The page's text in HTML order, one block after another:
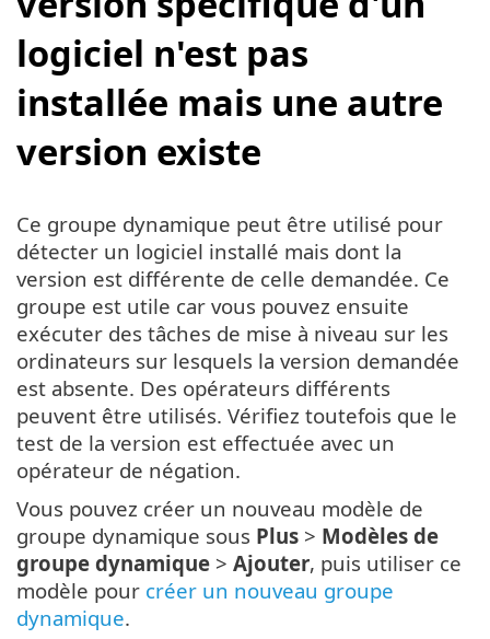
logiciel n'est pas
installée mais une autre
version existe
Ce groupe dynamique peut être utilisé pour
détecter un logiciel installé mais dont la
version est différente de celle demandée. Ce
groupe est utile car vous pouvez ensuite
exécuter des tâches de mise à niveau sur les
ordinateurs sur lesquels la version demandée
est absente. Des opérateurs différents
peuvent être utilisés. Vérifiez toutefois que le
test de la version est effectuée avec un
opérateur de négation.
Vous pouvez créer un nouveau modèle de
groupe dynamique sous Plus > Modèles de
groupe dynamique > Ajouter, puis utiliser ce
modèle pour créer un nouveau groupe
dynamique.